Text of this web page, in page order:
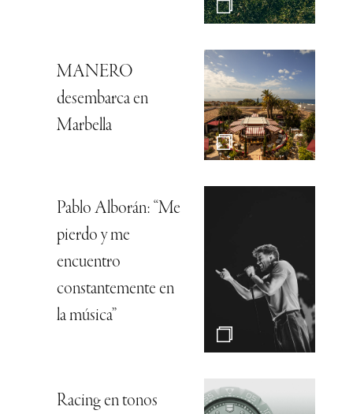
MANERO
desembarca en
Marbella
Pablo Alborán: “Me
pierdo y me
encuentro
constantemente en
la música”
Racing en tonos